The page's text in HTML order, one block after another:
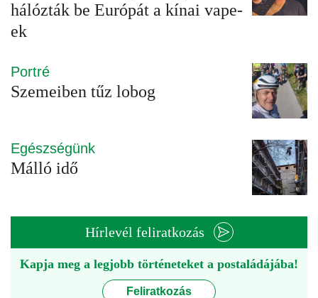
hálózták be Európát a kínai vape-
ek
Portré
Szemeiben tűz lobog
Egészségünk
Málló idő
Hírlevél feliratkozás
Kapja meg a legjobb történeteket a postaládájába!
Feliratkozás